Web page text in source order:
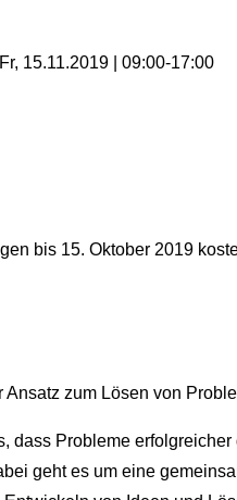
15.11.2019 | 09:00-17:00
bis 15. Oktober 2019
zum Lösen von
dass Probleme
geht es um eine